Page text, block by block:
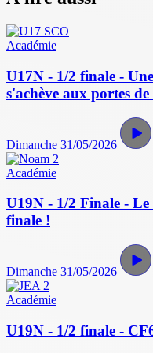
Académie
U17N - 1/2 finale -
s'achève aux portes
Dimanche 31/05/2026
Académie
U19N - 1/2 Finale -
finale !
Dimanche 31/05/2026
Académie
U19N - 1/2 finale -